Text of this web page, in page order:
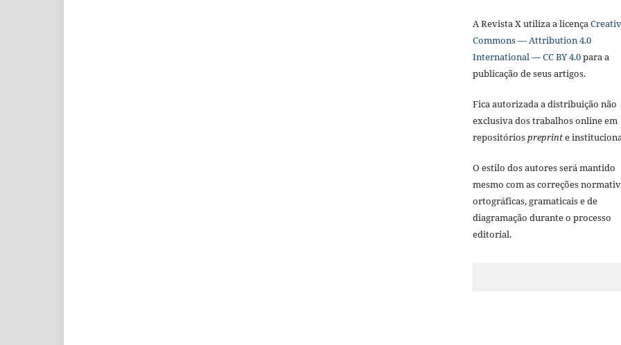
A Revista X utiliza a licença
Commons — Attribution 4.0
International — CC BY 4.0para a
publicação de seus artigos.
Fica autorizada a distribuição não
exclusiva dos trabalhos online em
repositóriospreprinte
O estilo dos autores será mantido
mesmo com as correções
ortográficas, gramaticais e de
diagramação durante o processo
editorial.